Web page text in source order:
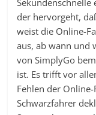
der hervorgeht,
weist die Online-
aus, ab wann und
von SimplyGo
ist. Es trifft vor
Fehlen der
Schwarzfahrer